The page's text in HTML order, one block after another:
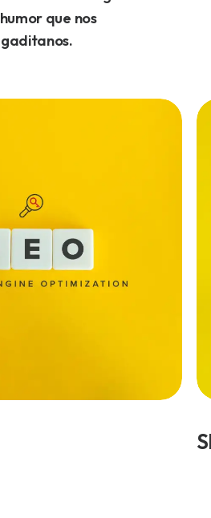
humor que nos
gaditanos.